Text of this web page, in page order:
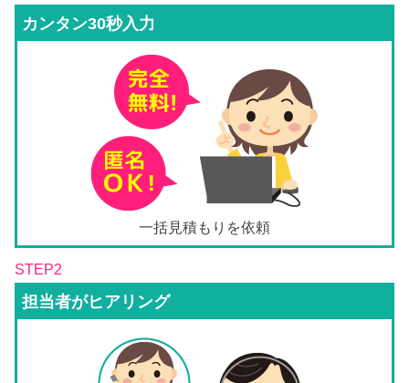
カンタン30秒入力
一括見積もりを依頼
STEP2
担当者がヒアリング